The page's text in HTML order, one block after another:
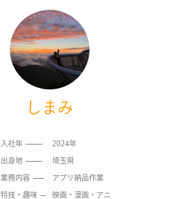
しまみ
入社年 2024年
出身地 埼玉県
業務内容 アプリ納品作業
特技・趣味
映画・漫画・アニ